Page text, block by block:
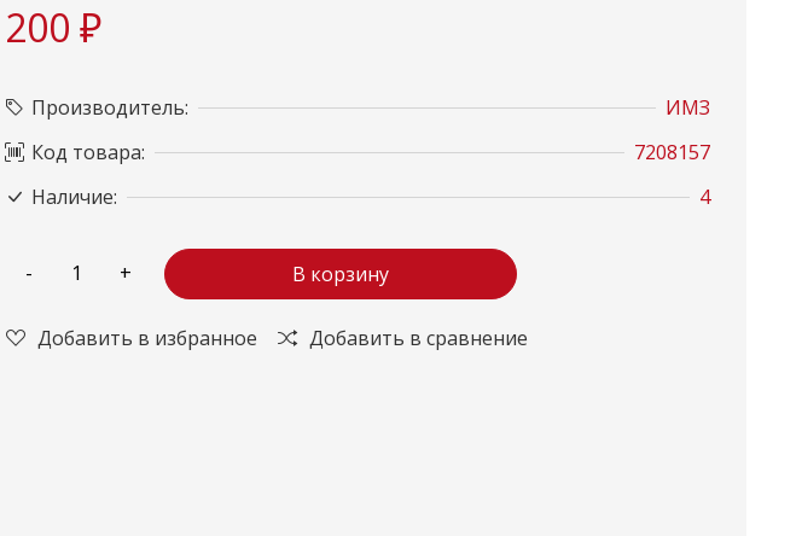
200 ₽
Производитель:
ИМЗ
Код товара:
7208157
Наличие:
4
В корзину
Добавить в избранное Добавить в сравнение